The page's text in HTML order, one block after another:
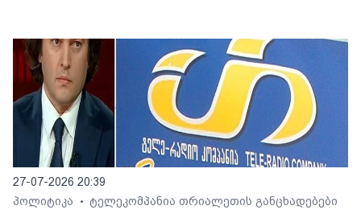
27-07-2026 20:39
პოლიტიკა
• ტელეკომპანია თრიალეთის განცხადებები